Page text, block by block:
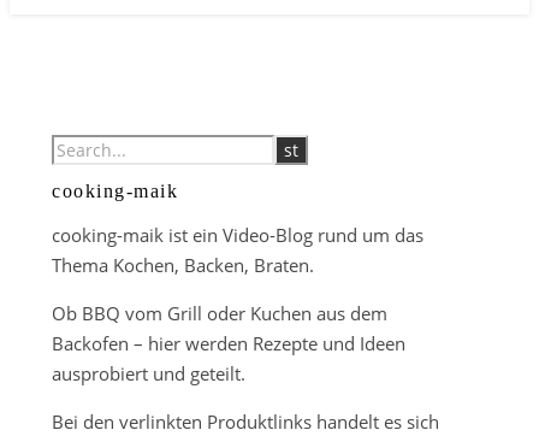
cooking-maik
cooking-maik ist ein Video-Blog rund um das
Thema Kochen, Backen, Braten.
Ob BBQ vom Grill oder Kuchen aus dem
Backofen – hier werden Rezepte und Ideen
ausprobiert und geteilt.
Bei den verlinkten Produktlinks handelt es sich